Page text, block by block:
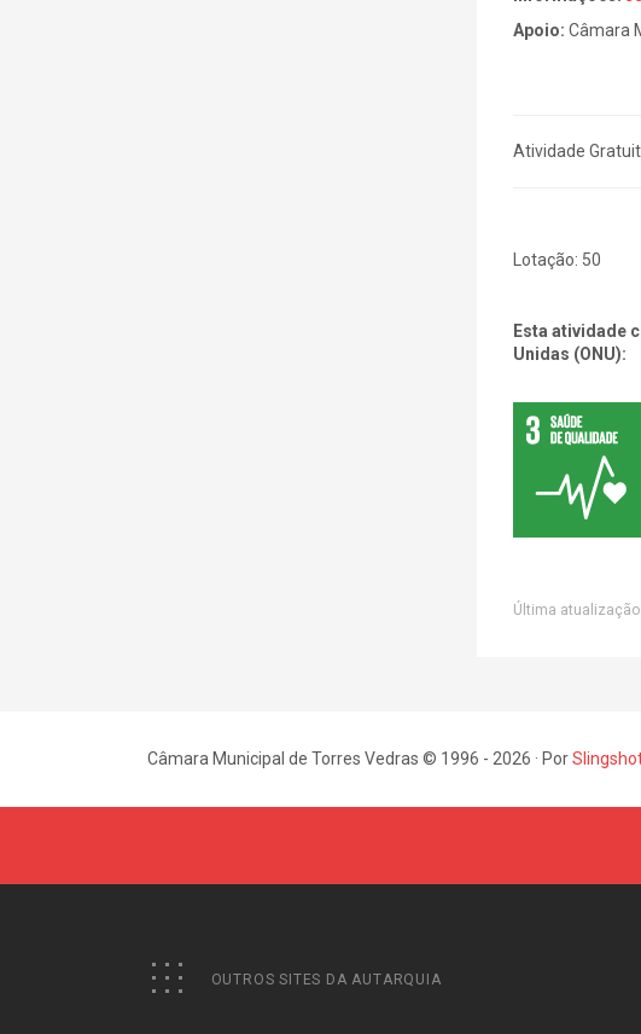
Apoio: Câmara
Atividade
Lotação: 50
Esta atividade
Unidas (ONU):
Última
Câmara Municipal de Torres Vedras © 1996 - 2026 · Por
OUTROS SITES DA AUTARQUIA